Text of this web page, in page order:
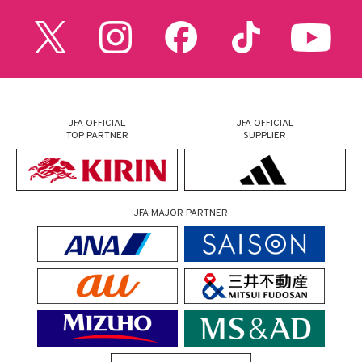
JFA OFFICIAL
TOP PARTNER
JFA OFFICIAL
SUPPLIER
JFA MAJOR PARTNER